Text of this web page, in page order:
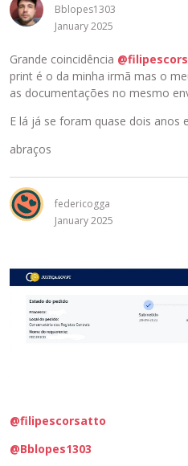
Bblopes1303
January 2025
Grande coincidência
print é o da minha irmã mas o
as documentações no mesmo
E lá já se foram quase dois anos
abraços
federicogga
January 2025
@filipescorsatto
@Bblopes1303